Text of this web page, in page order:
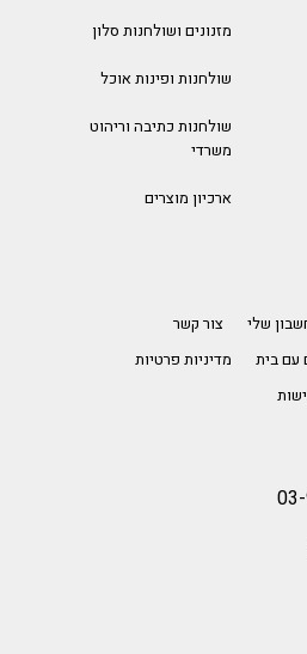
מזנונים ושולחנות סלון
שולחנות ופינות אוכל
שולחנות כתיבה וריהוט
משרדי
ארכיון מוצרים
שלי
צור קשר
עם בית
מדיניות פרטיות